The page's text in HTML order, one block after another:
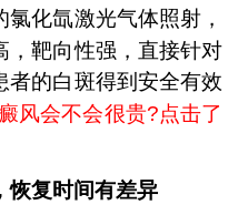
化氙激光气体照射，
，靶向性强，直接针对
者的白斑得到安全有效
风会不会很贵?点击了
恢复时间有差异